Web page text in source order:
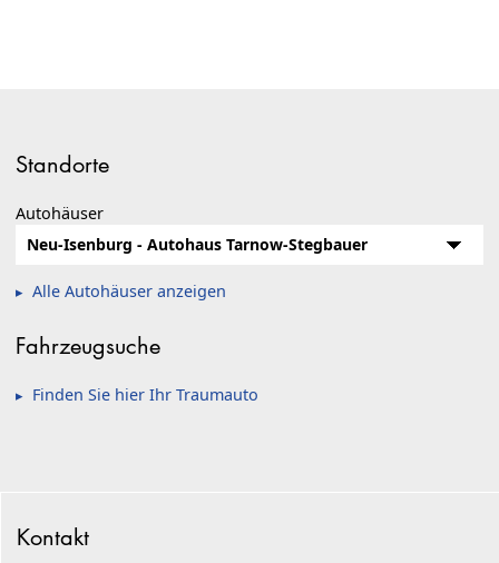
Standorte
Autohäuser
Alle Autohäuser anzeigen
Fahrzeugsuche
Finden Sie hier Ihr Traumauto
Kontakt